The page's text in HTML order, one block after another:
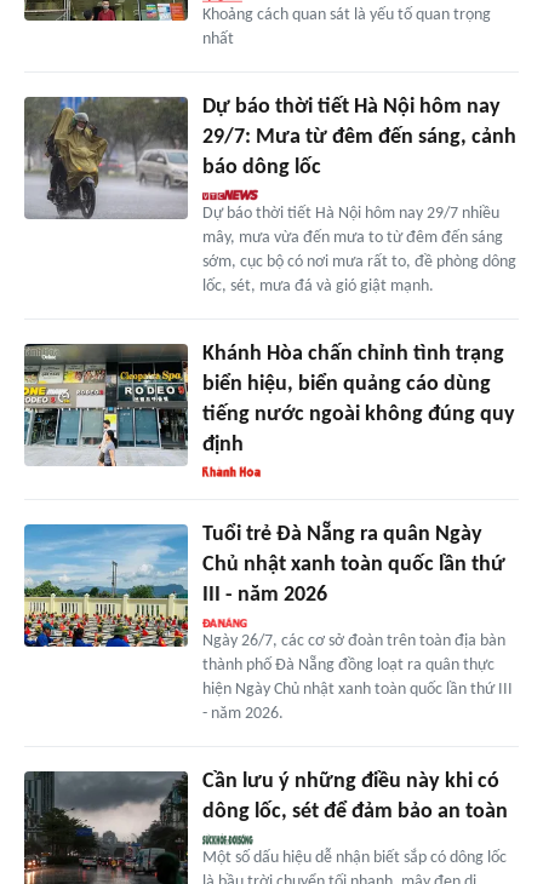
Khoảng cách quan sát là yếu tố quan trọng
nhất
Dự báo thời tiết Hà Nội hôm nay
29/7: Mưa từ đêm đến sáng, cảnh
báo dông lốc
Dự báo thời tiết Hà Nội hôm nay 29/7 nhiều
mây, mưa vừa đến mưa to từ đêm đến sáng
sớm, cục bộ có nơi mưa rất to, đề phòng dông
lốc, sét, mưa đá và gió giật mạnh.
Khánh Hòa chấn chỉnh tình trạng
biển hiệu, biển quảng cáo dùng
tiếng nước ngoài không đúng quy
định
Tuổi trẻ Đà Nẵng ra quân Ngày
Chủ nhật xanh toàn quốc lần thứ
III - năm 2026
Ngày 26/7, các cơ sở đoàn trên toàn địa bàn
thành phố Đà Nẵng đồng loạt ra quân thực
hiện Ngày Chủ nhật xanh toàn quốc lần thứ III
- năm 2026.
Cần lưu ý những điều này khi có
dông lốc, sét để đảm bảo an toàn
Một số dấu hiệu dễ nhận biết sắp có dông lốc